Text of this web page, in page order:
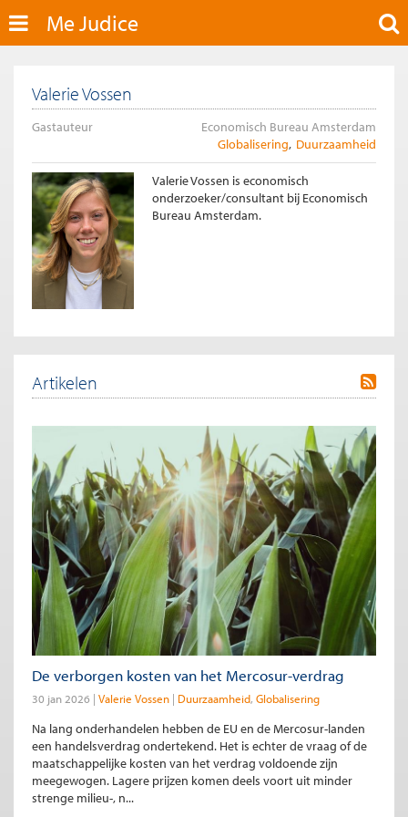
Me Judice
Valerie Vossen
Gastauteur
Economisch Bureau Amsterdam
Globalisering Duurzaamheid
Valerie Vossen is economisch
onderzoeker/consultant bij Economisch
Bureau Amsterdam.
Artikelen
De verborgen kosten van het Mercosur-verdrag
30 jan 2026 Valerie Vossen Duurzaamheid Globalisering
Na lang onderhandelen hebben de EU en de Mercosur-landen
een handelsverdrag ondertekend. Het is echter de vraag of de
maatschappelijke kosten van het verdrag voldoende zijn
meegewogen. Lagere prijzen komen deels voort uit minder
strenge milieu-, n...